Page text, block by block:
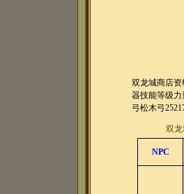
双龙城商店
器技能等级力
弓松木弓
双
NPC